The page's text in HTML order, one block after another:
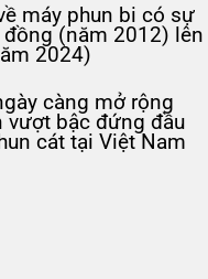
máy phun bi có sự
(năm 2012) lên
2024)
càng mở rộng
vượt bậc đứng đầu
cát tại Việt Nam